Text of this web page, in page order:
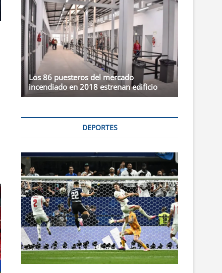
Los 86 puesteros del mercado
incendiado en 2018 estrenan edificio
DEPORTES